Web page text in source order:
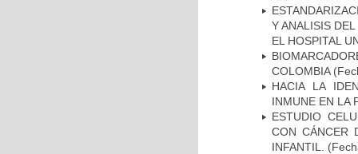
Y ANALISIS
EL HOSPITAL
COLOMBIA
HACIA LA
INMUNE EN LA
ESTUDIO
CON CÁNCER
INFANTIL.